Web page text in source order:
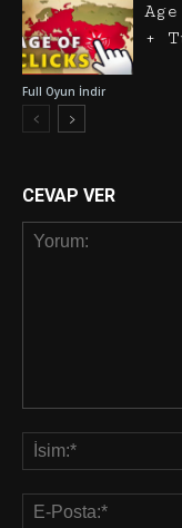
Full Oyun İndir
+
CEVAP VER